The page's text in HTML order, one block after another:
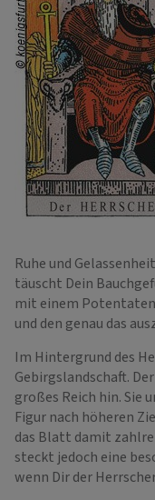
Ruhe und
täuscht Dein
mit einem
und den genau das
Im Hintergrund des
Gebirgslandschaft.
großes Reich hin. Sie
Figur nach höheren
das Blatt damit
steckt jedoch eine
wenn Dir der